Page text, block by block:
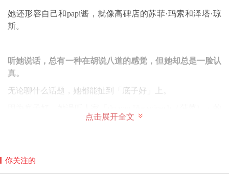
她还形容自己和papi酱，就像高碑店的苏菲·玛索和泽塔·琼
斯。
听她说话，总有一种在胡说八道的感觉，但她却总是一脸认
真。
无论聊什么话题，她都能扯到「底子好」上。
问题，骄傲地回应：「我长得像西班牙人吗？我是很洋气
点击展开全文
你关注的